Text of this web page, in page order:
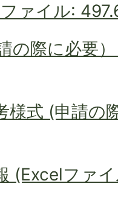
ァイル:
の際に必要
様式 (申請の
(Excelファ